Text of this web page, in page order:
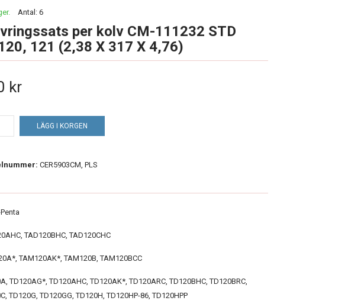
Antal: 6
per kolv CM-111232 STD
121 (2,38 X 317 X 4,76)
kr
LÄGG I KORGEN
CER5903CM, PLS
TAD120BHC, TAD120CHC
TAM120AK*, TAM120B, TAM120BCC
TD120AG*, TD120AHC, TD120AK*, TD120ARC, TD120BHC, TD120BRC,
TD120G, TD120GG, TD120H, TD120HP-86, TD120HPP